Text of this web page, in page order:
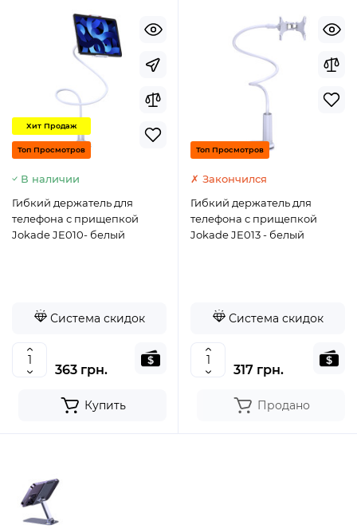
Хит Продаж
Топ Просмотров
В наличии
Гибкий держатель для
телефона с прищепкой
Jokade JE010- белый
Система скидок
363 грн.
Купить
Топ Просмотров
✗ Закончился
Гибкий держатель для
телефона с прищепкой
Jokade JE013 - белый
Система скидок
317 грн.
Продано